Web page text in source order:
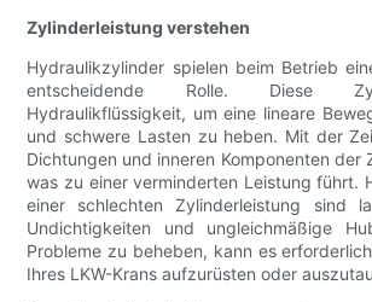
Zylinderleistung verstehen
Hydraulikzylinder spielen beim Betrieb
entscheidende Rolle. Diese
Hydraulikflüssigkeit, um eine lineare
und schwere Lasten zu heben. Mit der
Dichtungen und inneren Komponenten der
was zu einer verminderten Leistung führt.
einer schlechten Zylinderleistung sind
Undichtigkeiten und ungleichmäßige
Probleme zu beheben, kann es
Ihres LKW-Krans aufzurüsten oder